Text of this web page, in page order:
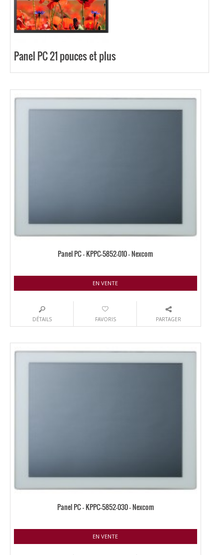
Panel PC 21 pouces et plus
Panel PC – KPPC-5852-010 – Nexcom
EN VENTE
DÉTAILS FAVORIS PARTAGER
Panel PC – KPPC-5852-030 – Nexcom
EN VENTE